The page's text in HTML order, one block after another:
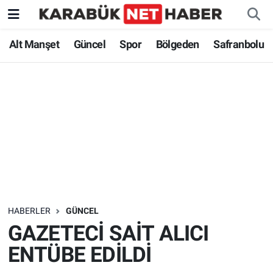
Alt Manşet Güncel Spor Bölgeden Safranbolu
HABERLER GÜNCEL
GAZETECİ SAİT ALICI
ENTÜBE EDİLDİ